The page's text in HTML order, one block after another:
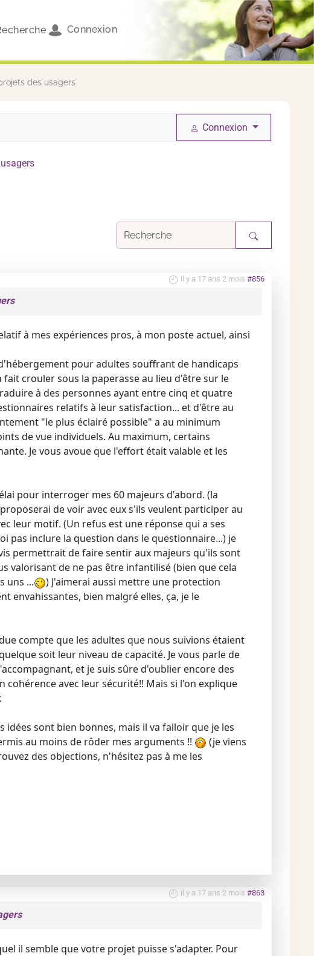
Connexion
des usagers
Connexion
il y a 17 ans 2 mois #856
à mes expériences pros, à mon poste actuel, ainsi
pour adultes souffrant de handicaps
crouler sous la paperasse au lieu d'être sur le
à des personnes ayant entre cinq et quatre
relatifs à leur satisfaction... et d'être au
"le plus éclairé possible" a au minimum
de vue individuels. Au maximum, certains
Je vous avoue que l'effort était valable et les
pour interroger mes 60 majeurs d'abord. (la
de voir avec eux s'ils veulent participer au
leur motif. (Un refus est une réponse qui a ses
pas inclure la question dans le questionnaire...) je
permettrait de faire sentir aux majeurs qu'ils sont
valorisant de ne pas être infantilisé (bien que cela
uns ...
) J'aimerai aussi mettre une protection
envahissantes, bien malgré elles, ça, je le
compte que les adultes que nous suivions étaient
soit leur niveau de capacité. Je vous parle de
et je suis sûre d'oublier encore des
cohérence avec leur sécurité!! Mais si l'on explique
sont bien bonnes, mais il va falloir que je les
au moins de rôder mes arguments !!
(je viens
des objections, n'hésitez pas à me les
il y a 17 ans 2 mois #863
il semble que votre projet puisse s'adapter. Pour